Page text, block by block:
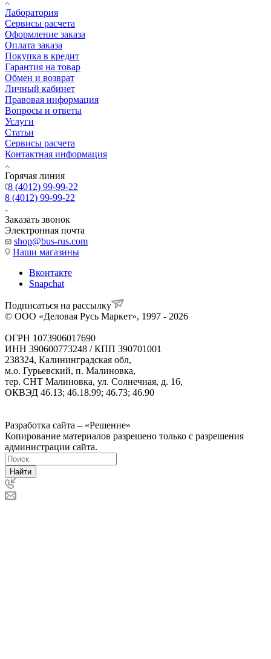
Лаборатория
Сервисы расчета
Оформление заказа
Оплата заказа
Покупка в кредит
Гарантия на товар
Обмен и возврат
Личный кабинет
Правовая информация
Вопросы и ответы
Услуги
Статьи
Сервисы расчета
Контактная информация
Горячая линия
8 (4012) 99-99-22
8 (4012) 99-99-22
Заказать звонок
Электронная почта
shop@bus-rus.com
Наши магазины
Вконтакте
Snapchat
Подписаться на рассылку
© ООО «Деловая Русь Маркет», 1997 - 2026
ОГРН 1073906017690
ИНН 390600773248 / КПП 390701001
238324, Калининградская обл,
м.о. Гурьевский, п. Малиновка,
тер. СНТ Малиновка, ул. Солнечная, д. 16,
ОКВЭД 46.13; 46.18.99; 46.73; 46.90
Разработка сайта – «Решение»
Копирование материалов разрешено только с разрешения
администрации сайта.
Найти